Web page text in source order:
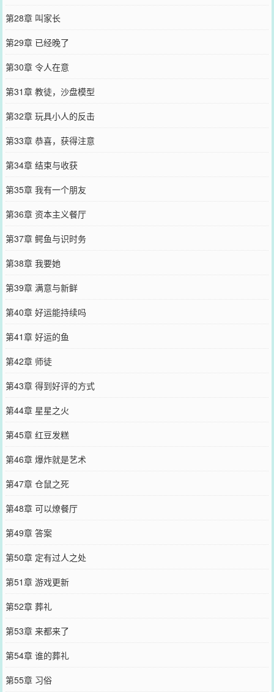
第28章 叫家长
第29章 已经晚了
第30章 令人在意
第31章 教徒，沙盘模型
第32章 玩具小人的反击
第33章 恭喜，获得注意
第34章 结束与收获
第35章 我有一个朋友
第36章 资本主义餐厅
第37章 鳄鱼与识时务
第38章 我要她
第39章 满意与新鲜
第40章 好运能持续吗
第41章 好运的鱼
第42章 师徒
第43章 得到好评的方式
第44章 星星之火
第45章 红豆发糕
第46章 爆炸就是艺术
第47章 仓鼠之死
第48章 可以燎餐厅
第49章 答案
第50章 定有过人之处
第51章 游戏更新
第52章 葬礼
第53章 来都来了
第54章 谁的葬礼
第55章 习俗